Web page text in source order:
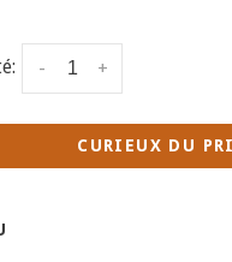
+
-
CURIEUX DU